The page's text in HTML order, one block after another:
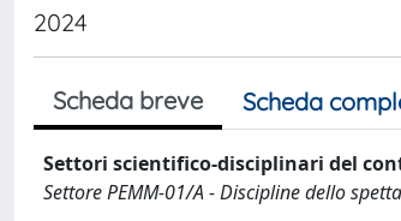
2024
Scheda breve Scheda
Settori scientifico-disciplinari del
Settore PEMM-01/A - Discipline dello